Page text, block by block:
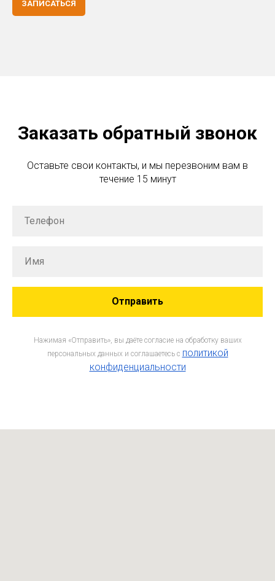
ЗАПИСАТЬСЯ
Заказать обратный звонок
Оставьте свои контакты, и мы перезвоним вам в
течение 15 минут
Отправить
Нажимая «Отправить», вы даёте согласие на обработку ваших
персональных данных и соглашаетесь c политикой
конфиденциальности